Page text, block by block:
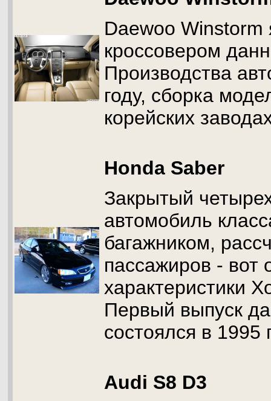
Daewoo Winstorm
кроссовером
Производства
году, сборка
корейских
Honda Saber
Закрытый
автомобиль
багажником,
пассажиров - вот
характеристики
Первый выпуск
состоялся в 1995
Audi S8 D3